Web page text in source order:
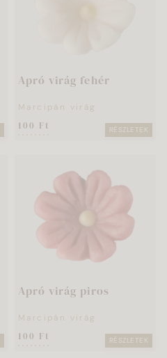
Apró virág fehér
Marcipán virág
100 Ft RÉSZLETEK
Apró virág piros
Marcipán virág
100 Ft RÉSZLETEK